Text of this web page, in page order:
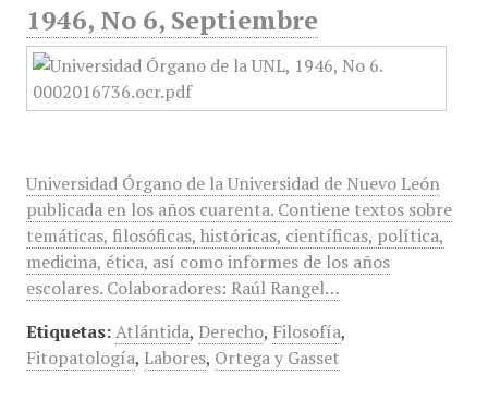
1946, No 6, Septiembre
Universidad Órgano de la Universidad de Nuevo León
publicada en los años cuarenta. Contiene textos sobre
temáticas, filosóficas, históricas, científicas, política,
medicina, ética, así como informes de los años
escolares. Colaboradores: Raúl Rangel…
Etiquetas: Atlántida, Derecho, Filosofía,
Fitopatología, Labores, Ortega y Gasset